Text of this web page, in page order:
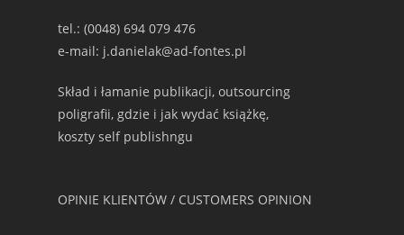
tel.: (0048) 694 079 476
e-mail: j.danielak@ad-fontes.pl
Skład i łamanie publikacji, outsourcing
poligrafii, gdzie i jak wydać książkę,
koszty self publishngu
OPINIE KLIENTÓW / CUSTOMERS OPINION